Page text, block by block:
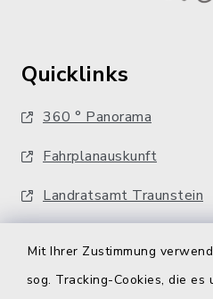
Mit Ihrer Zustimmung
sog. Tracking-Cookies, die es
Quicklinks
360 ° Panorama
Fahrplanauskunft
Landratsamt Traunstein
Bodenrichtwerte